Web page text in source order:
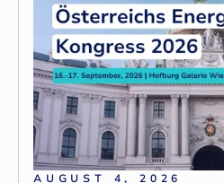
AUGUST 4, 2026